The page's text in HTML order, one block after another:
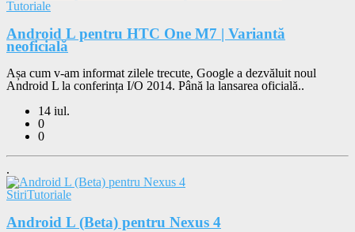
Tutoriale
Android L pentru HTC One M7 | Variantă
neoficială
Așa cum v-am informat zilele trecute, Google a dezvăluit noul
Android L la conferința I/O 2014. Până la lansarea oficială..
14 iul.
0
0
.
StiriTutoriale
Android L (Beta) pentru Nexus 4